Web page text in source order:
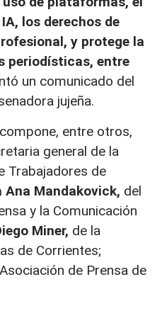
los derechos de
y protege la
periodísticas, entre
un comunicado del
jujeña.
entre otros,
general de la
Trabajadores de
Ana Mandakovick, del
y la Comunicación
Miner, de la
de Corrientes;
de Prensa de